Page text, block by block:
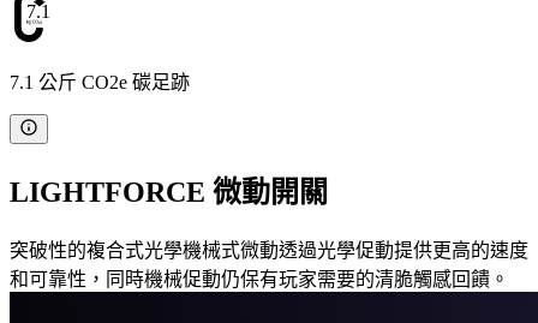
7.1
7.1 公斤 CO2e 碳足跡
LIGHTFORCE 微動開關
突破性的複合式光學機械式微動透過光學促動提供更高的速度
和可靠性，同時機械促動仍保有玩家需要的清脆觸感回饋。